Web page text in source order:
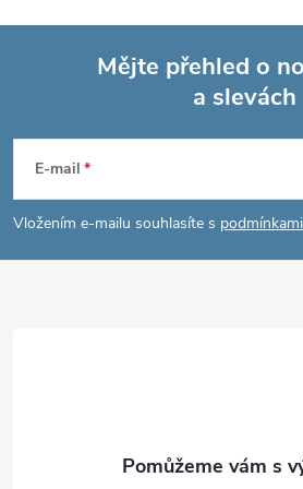
p
a
Mějte přehled o
a slevách
E-mail
Vložením e-mailu souhlasíte s